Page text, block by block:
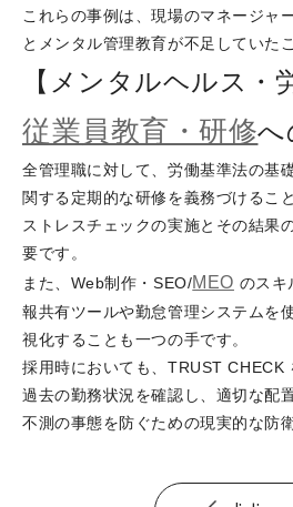
これらの事例は、現場のマネージャ
とメンタル管理教育が不足していた
【メンタルヘルス・
従業員教育・研修へ
全管理職に対して、労働基準法の基
関する定期的な研修を義務づけるこ
ストレスチェックの実施とその結果
要です。
また、Web制作・SEO/MEO のスキ
報共有ツールや勤怠管理システムを
視化することも一つの手です。
採用時においても、TRUST CHECK
過去の勤務状況を確認し、適切な配
不測の事態を防ぐための現実的な防